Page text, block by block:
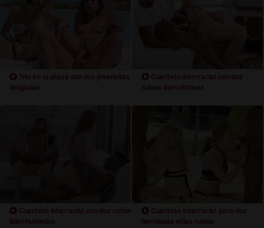
Trio en la playa con dos jovencitas
delgadas
Cuarteto interracial con dos
rubias bien viciosas
Cuarteto interracial con dos coños
bien humedos
Cuarteto Interracial para dos
hermosas niñas rubias